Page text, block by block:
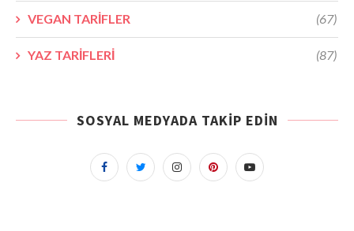
VEGAN TARİFLER (67)
YAZ TARİFLERİ (87)
SOSYAL MEDYADA TAKIP EDIN